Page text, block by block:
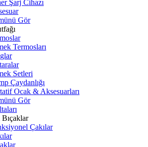
Şarj Cihazı
Gör
Termosları
Setleri
Çaydanlığı
Ocak & Aksesuarları
Gör
Çakılar